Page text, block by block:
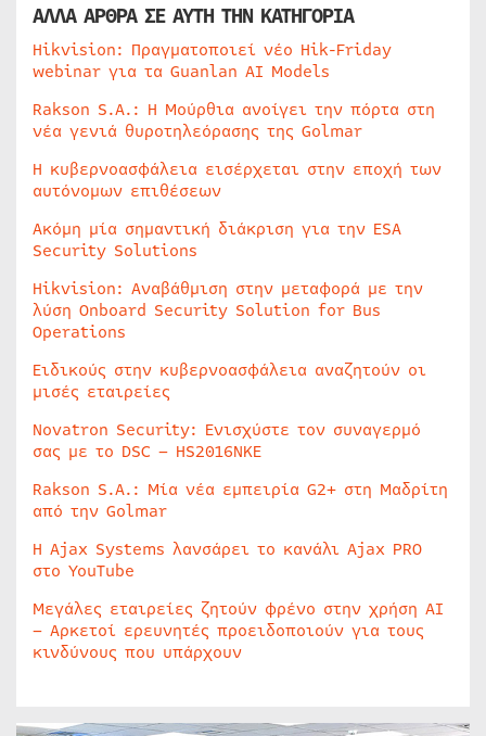
ΑΛΛΑ ΑΡΘΡΑ ΣΕ ΑΥΤΗ ΤΗΝ ΚΑΤΗΓΟΡΙΑ
Hikvision: Πραγματοποιεί νέο Hik-Friday
webinar για τα Guanlan AI Models
Rakson S.A.: Η Μούρθια ανοίγει την πόρτα στη
νέα γενιά θυροτηλεόρασης της Golmar
Η κυβερνοασφάλεια εισέρχεται στην εποχή των
αυτόνομων επιθέσεων
Ακόμη μία σημαντική διάκριση για την ESA
Security Solutions
Hikvision: Αναβάθμιση στην μεταφορά με την
λύση Onboard Security Solution for Bus
Operations
Ειδικούς στην κυβερνοασφάλεια αναζητούν οι
μισές εταιρείες
Novatron Security: Ενισχύστε τον συναγερμό
σας με το DSC – HS2016NKE
Rakson S.A.: Μία νέα εμπειρία G2+ στη Μαδρίτη
από την Golmar
Η Ajax Systems λανσάρει το κανάλι Ajax PRO
στο YouTube
Μεγάλες εταιρείες ζητούν φρένο στην χρήση AI
– Αρκετοί ερευνητές προειδοποιούν για τους
κινδύνους που υπάρχουν